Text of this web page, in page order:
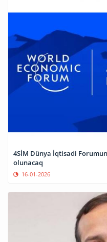
4SİM Dünya İqtisadi
olunacaq
16-01-2026